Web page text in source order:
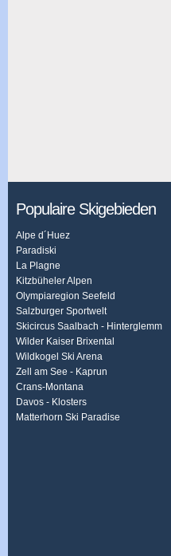
Populaire Skigebieden
Alpe d´Huez
Paradiski
La Plagne
Kitzbüheler Alpen
Olympiaregion Seefeld
Salzburger Sportwelt
Skicircus Saalbach - Hinterglemm
Wilder Kaiser Brixental
Wildkogel Ski Arena
Zell am See - Kaprun
Crans-Montana
Davos - Klosters
Matterhorn Ski Paradise